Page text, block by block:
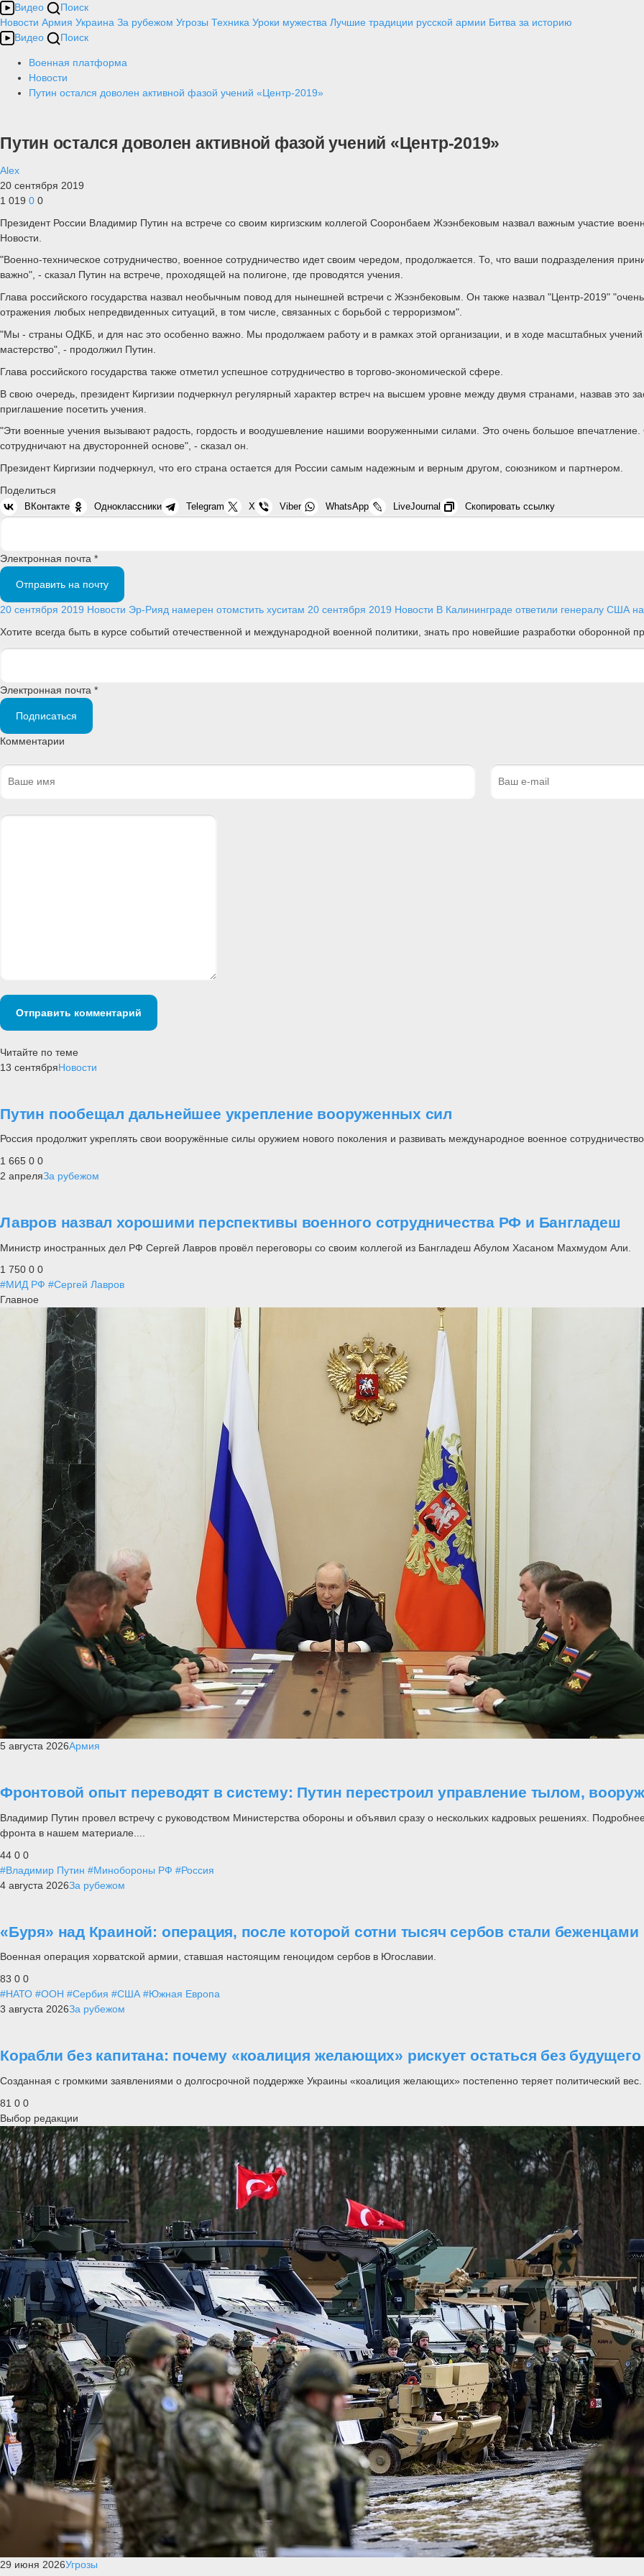
Видео
Поиск
Новости Армия Украина За рубежом Угрозы Техника Уроки мужества Лучшие традиции русской армии Битва за историю
Видео
Поиск
Военная платформа
Новости
Путин остался доволен активной фазой учений «Центр-2019»
Путин остался доволен активной фазой учений «Центр-2019»
Alex
20 сентября 2019
1 019 0 0
Президент России Владимир Путин на встрече со своим киргизским коллегой Сооронбаем Жээнбековым назвал важным участие
Новости.
"Военно-техническое сотрудничество, военное сотрудничество идет своим чередом, продолжается. То, что ваши подразделения
важно", - сказал Путин на встрече, проходящей на полигоне, где проводятся учения.
Глава российского государства назвал необычным повод для нынешней встречи с Жээнбековым. Он также назвал "Центр-2019"
отражения любых непредвиденных ситуаций, в том числе, связанных с борьбой с терроризмом".
"Мы - страны ОДКБ, и для нас это особенно важно. Мы продолжаем работу и в рамках этой организации, и в ходе масштабных
мастерство", - продолжил Путин.
Глава российского государства также отметил успешное сотрудничество в торгово-экономической сфере.
В свою очередь, президент Киргизии подчеркнул регулярный характер встреч на высшем уровне между двумя странами, назвав это
приглашение посетить учения.
"Эти военные учения вызывают радость, гордость и воодушевление нашими вооруженными силами. Это очень большое
сотрудничают на двусторонней основе", - сказал он.
Президент Киргизии подчеркнул, что его страна остается для России самым надежным и верным другом, союзником и партнером.
Поделиться
ВКонтакте Одноклассники Telegram X Viber WhatsApp LiveJournal Скопировать ссылку
Электронная почта *
Отправить на почту
20 сентября 2019 Новости Эр-Рияд намерен отомстить хуситам 20 сентября 2019 Новости В Калининграде ответили генералу США
Хотите всегда быть в курсе событий отечественной и международной военной политики, знать про новейшие разработки
Электронная почта *
Подписаться
Комментарии
Отправить комментарий
Читайте по теме
13 сентябряНовости
Путин пообещал дальнейшее укрепление вооруженных сил
Россия продолжит укреплять свои вооружённые силы оружием нового поколения и развивать международное военное сотрудничество
1 665 0 0
2 апреляЗа рубежом
Лавров назвал хорошими перспективы военного сотрудничества РФ и Бангладеш
Министр иностранных дел РФ Сергей Лавров провёл переговоры со своим коллегой из Бангладеш Абулом Хасаном Махмудом Али.
1 750 0 0
#МИД РФ #Сергей Лавров
Главное
5 августа 2026Армия
Фронтовой опыт переводят в систему: Путин перестроил управление тылом,
Владимир Путин провел встречу с руководством Министерства обороны и объявил сразу о нескольких кадровых решениях.
фронта в нашем материале....
44 0 0
#Владимир Путин #Минобороны РФ #Россия
4 августа 2026За рубежом
«Буря» над Краиной: операция, после которой сотни тысяч сербов стали беженцами
Военная операция хорватской армии, ставшая настоящим геноцидом сербов в Югославии.
83 0 0
#НАТО #ООН #Сербия #США #Южная Европа
3 августа 2026За рубежом
Корабли без капитана: почему «коалиция желающих» рискует остаться без будущего
Созданная с громкими заявлениями о долгосрочной поддержке Украины «коалиция желающих» постепенно теряет политический вес.
81 0 0
Выбор редакции
29 июня 2026Угрозы